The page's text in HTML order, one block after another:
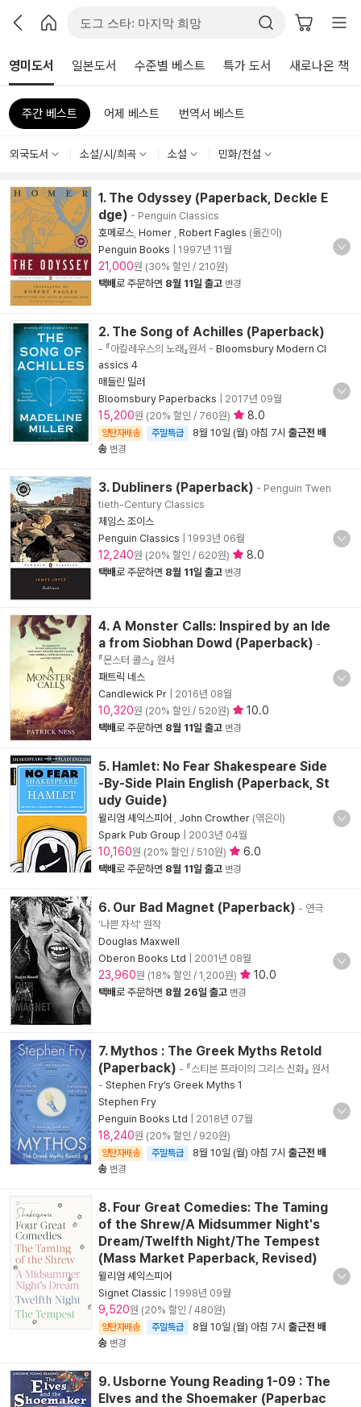
영미도서 일본도서 수준별 베스트 특가 도서 새로나온 책
주간 베스트 어제 베스트 번역서 베스트
외국도서 소설/시/희곡 소설 민화/전설
1. The Odyssey (Paperback, Deckle E
dge) - Penguin Classics
호메로스 Homer Robert Fagles (옮긴이)
Penguin Books
1997년 11월
21,000원 (30% 할인 / 210원)
택배로 주문하면 8월 11일 출고 변경
2. The Song of Achilles (Paperback)
- 『아킬레우스의 노래』원서 - Bloomsbury Modern Cl
assics 4
매들린 밀러
Bloomsbury Paperbacks
2017년 09월
15,200원 (20% 할인 / 760원) 8.0
양탄자배송 주말특급 8월 10일 (월) 아침 7시 출근전 배
송 변경
3. Dubliners (Paperback) - Penguin Twen
tieth-Century Classics
제임스 조이스
Penguin Classics
1993년 06월
12,240원 (20% 할인 / 620원) 8.0
택배로 주문하면 8월 11일 출고 변경
4. A Monster Calls: Inspired by an Ide
a from Siobhan Dowd (Paperback) -
『몬스터 콜스』 원서
패트릭 네스
Candlewick Pr
2016년 08월
10,320원 (20% 할인 / 520원) 10.0
택배로 주문하면 8월 11일 출고 변경
5. Hamlet: No Fear Shakespeare Side
-By-Side Plain English (Paperback, St
udy Guide)
윌리엄 셰익스피어 John Crowther (엮은이)
Spark Pub Group
2003년 04월
10,160원 (20% 할인 / 510원) 6.0
택배로 주문하면 8월 11일 출고 변경
6. Our Bad Magnet (Paperback) - 연극
'나쁜 자석' 원작
Douglas Maxwell
Oberon Books Ltd
2001년 08월
23,960원 (18% 할인 / 1,200원) 10.0
택배로 주문하면 8월 26일 출고 변경
7. Mythos : The Greek Myths Retold
(Paperback) - 『스티븐 프라이의 그리스 신화』 원서
- Stephen Fry’s Greek Myths 1
Stephen Fry
Penguin Books Ltd
2018년 07월
18,240원 (20% 할인 / 920원)
양탄자배송 주말특급 8월 10일 (월) 아침 7시 출근전 배
송 변경
8. Four Great Comedies: The Taming
of the Shrew/A Midsummer Night's
Dream/Twelfth Night/The Tempest
(Mass Market Paperback, Revised)
윌리엄 셰익스피어
Signet Classic
1998년 09월
9,520원 (20% 할인 / 480원)
양탄자배송 주말특급 8월 10일 (월) 아침 7시 출근전 배
송 변경
9. Usborne Young Reading 1-09 : The
Elves and the Shoemaker (Paperbac